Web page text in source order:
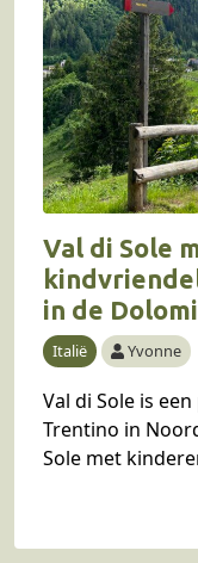
Val di Sole
in de
Italië Yvonne
Val di Sole is
Trentino in
Sole met